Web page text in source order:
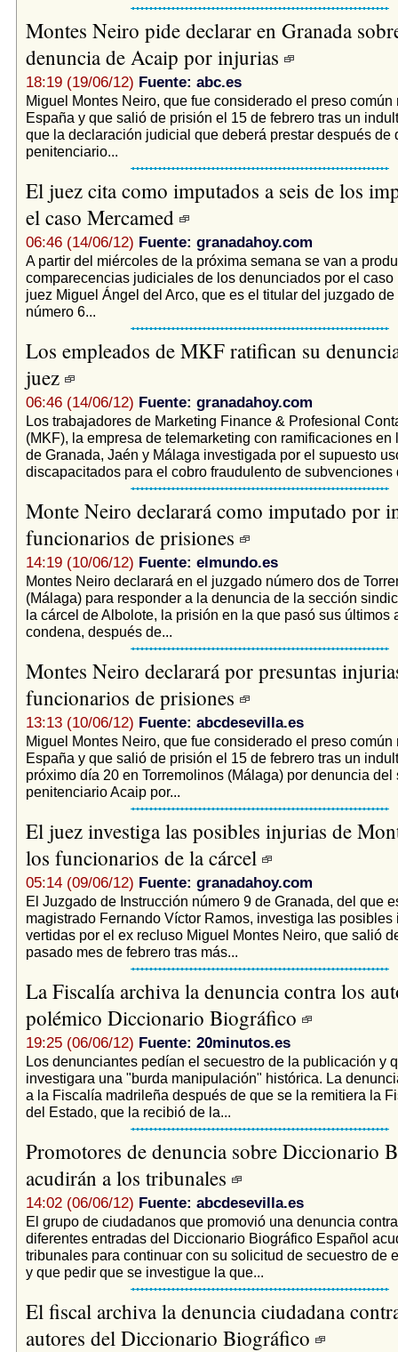
Montes Neiro pide declarar en Granada
denuncia de Acaip por injurias
18:19 (19/06/12) Fuente: abc.es
Miguel Montes Neiro, que fue considerado el preso común
España y que salió de prisión el 15 de febrero tras un
que la declaración judicial que deberá prestar después de
penitenciario...
El juez cita como imputados a seis de los
el caso Mercamed
06:46 (14/06/12) Fuente: granadahoy.com
A partir del miércoles de la próxima semana se van a
comparecencias judiciales de los denunciados por el caso
juez Miguel Ángel del Arco, que es el titular del juzgado de
número 6...
Los empleados de MKF ratifican su
juez
06:46 (14/06/12) Fuente: granadahoy.com
Los trabajadores de Marketing Finance & Profesional
(MKF), la empresa de telemarketing con ramificaciones en
de Granada, Jaén y Málaga investigada por el supuesto
discapacitados para el cobro fraudulento de subvenciones
Monte Neiro declarará como imputado por
funcionarios de prisiones
14:19 (10/06/12) Fuente: elmundo.es
Montes Neiro declarará en el juzgado número dos de
(Málaga) para responder a la denuncia de la sección
la cárcel de Albolote, la prisión en la que pasó sus últimos
condena, después de...
Montes Neiro declarará por presuntas
funcionarios de prisiones
13:13 (10/06/12) Fuente: abcdesevilla.es
Miguel Montes Neiro, que fue considerado el preso común
España y que salió de prisión el 15 de febrero tras un
próximo día 20 en Torremolinos (Málaga) por denuncia del
penitenciario Acaip por...
El juez investiga las posibles injurias de
los funcionarios de la cárcel
05:14 (09/06/12) Fuente: granadahoy.com
El Juzgado de Instrucción número 9 de Granada, del que
magistrado Fernando Víctor Ramos, investiga las posibles
vertidas por el ex recluso Miguel Montes Neiro, que salió
pasado mes de febrero tras más...
La Fiscalía archiva la denuncia contra los
polémico Diccionario Biográfico
19:25 (06/06/12) Fuente: 20minutos.es
Los denunciantes pedían el secuestro de la publicación y
investigara una "burda manipulación" histórica. La
a la Fiscalía madrileña después de que se la remitiera la
del Estado, que la recibió de la...
Promotores de denuncia sobre Diccionario
acudirán a los tribunales
14:02 (06/06/12) Fuente: abcdesevilla.es
El grupo de ciudadanos que promovió una denuncia
diferentes entradas del Diccionario Biográfico Español
tribunales para continuar con su solicitud de secuestro de
y que pedir que se investigue la que...
El fiscal archiva la denuncia ciudadana
autores del Diccionario Biográfico